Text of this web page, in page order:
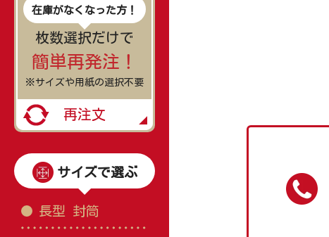
在庫がなくなった方！
枚数選択だけで
簡単再発注！
※サイズや用紙の選択不要
再注文
サイズで選ぶ
長型 封筒